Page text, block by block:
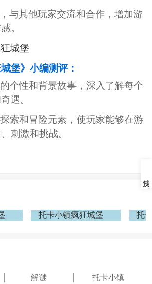
与其他玩家交流和合作，增加游
。
堡》小编测评：
个性和背景故事，深入了解每个
遇。
索和冒险元素，使玩家能够在游
刺激和挑战。
解谜 托卡小镇